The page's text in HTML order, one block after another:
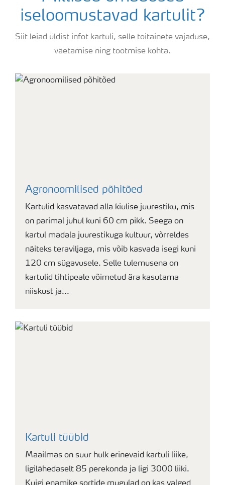
iseloomustavad kartulit?
Siit leiad üldist infot kartuli, selle toitainete vajaduse,
väetamise ning tootmise kohta.
Agronoomilised põhitõed
Kartulid kasvatavad alla kiulise juurestiku, mis
on parimal juhul kuni 60 cm pikk. Seega on
kartul madala juurestikuga kultuur, võrreldes
näiteks teraviljaga, mis võib kasvada isegi kuni
120 cm sügavusele. Selle tulemusena on
kartulid tihtipeale võimetud ära kasutama
niiskust ja...
Kartuli tüübid
Maailmas on suur hulk erinevaid kartuli liike,
ligilähedaselt 85 perekonda ja ligi 3000 liiki.